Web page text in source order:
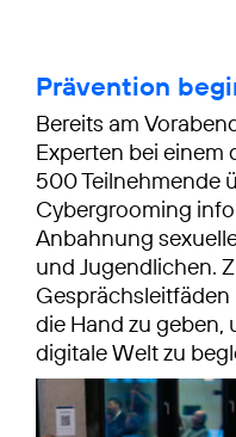
Prävention
Bereits am
Experten bei einem
500 Teilnehmende
Cybergrooming
Anbahnung
und Jugendlichen.
die Hand zu geben,
digitale Welt zu